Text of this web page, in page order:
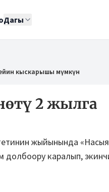
Дагы
кыскарышы мүмкүн
2 жылга
жыйынында
долбоору каралып,